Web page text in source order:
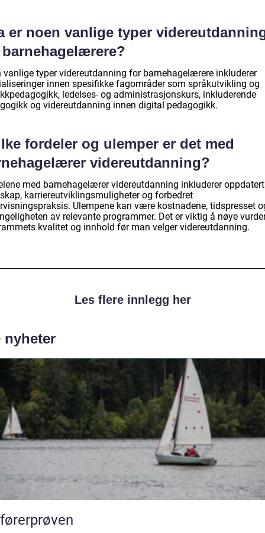
er noen vanlige typer
vanlige typer videreutdanning for barnehagelærere inkluderer
innen spesifikke fagområder som språkutvikling og
ledelses- og administrasjonskurs, inkluderende
og videreutdanning innen digital pedagogikk.
fordeler og ulemper er det med
videreutdanning?
med barnehagelærer videreutdanning inkluderer oppdatert
karriereutviklingsmuligheter og forbedret
Ulempene kan være kostnadene, tidspresset
av relevante programmer. Det er viktig å nøye
kvalitet og innhold før man velger videreutdanning.
Les flere innlegg her
nyheter